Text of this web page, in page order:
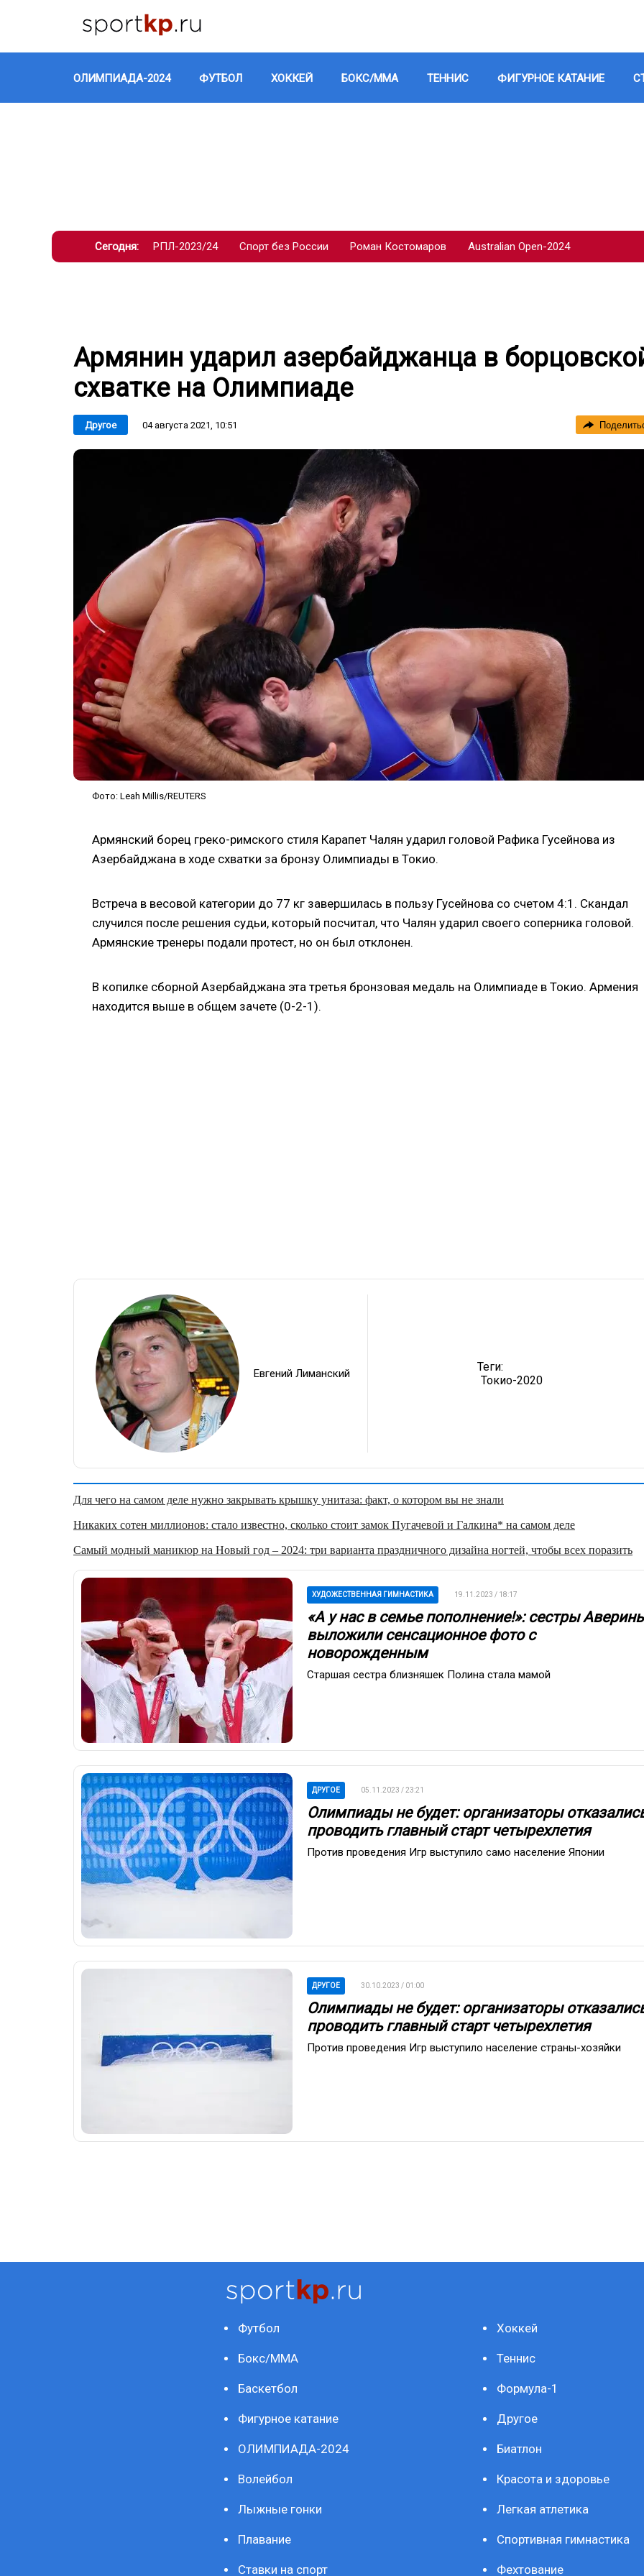
ОЛИМПИАДА-2024 ФУТБОЛ ХОККЕЙ БОКС/ММА ТЕННИС ФИГУРНОЕ КАТАНИЕ
Сегодня: РПЛ-2023/24 Спорт без России Роман Костомаров Australian Open-2024
Армянин ударил азербайджанца в
схватке на Олимпиаде
Другое 04 августа 2021, 10:51
Фото: Leah Millis/REUTERS
Армянский борец греко-римского стиля Карапет Чалян ударил головой Рафика Гусейнова из
Азербайджана в ходе схватки за бронзу Олимпиады в Токио.
Встреча в весовой категории до 77 кг завершилась в пользу Гусейнова со счетом 4:1. Скандал
случился после решения судьи, который посчитал, что Чалян ударил своего соперника головой.
Армянские тренеры подали протест, но он был отклонен.
В копилке сборной Азербайджана эта третья бронзовая медаль на Олимпиаде в Токио. Армения
находится выше в общем зачете (0-2-1).
Евгений Лиманский
Теги:
Токио-2020
Для чего на самом деле нужно закрывать крышку унитаза: факт, о котором вы не знали
Никаких сотен миллионов: стало известно, сколько стоит замок Пугачевой и Галкина* на самом деле
Самый модный маникюр на Новый год – 2024: три варианта праздничного дизайна ногтей, чтобы всех поразить
ХУДОЖЕСТВЕННАЯ ГИМНАСТИКА 19.11.2023 / 18:17
«А у нас в семье пополнение!»: сестры
выложили сенсационное фото с
новорожденным
Старшая сестра близняшек Полина стала мамой
ДРУГОЕ 05.11.2023 / 23:21
Олимпиады не будет: организаторы
проводить главный старт четырехлетия
Против проведения Игр выступило само население Японии
ДРУГОЕ 30.10.2023 / 01:00
Олимпиады не будет: организаторы
проводить главный старт четырехлетия
Против проведения Игр выступило население страны-хозяйки
Футбол Хоккей
Бокс/ММА Теннис
Баскетбол Формула-1
Фигурное катание Другое
ОЛИМПИАДА-2024 Биатлон
Волейбол Красота и здоровье
Лыжные гонки Легкая атлетика
Плавание Спортивная гимнастика
Ставки на спорт Фехтование